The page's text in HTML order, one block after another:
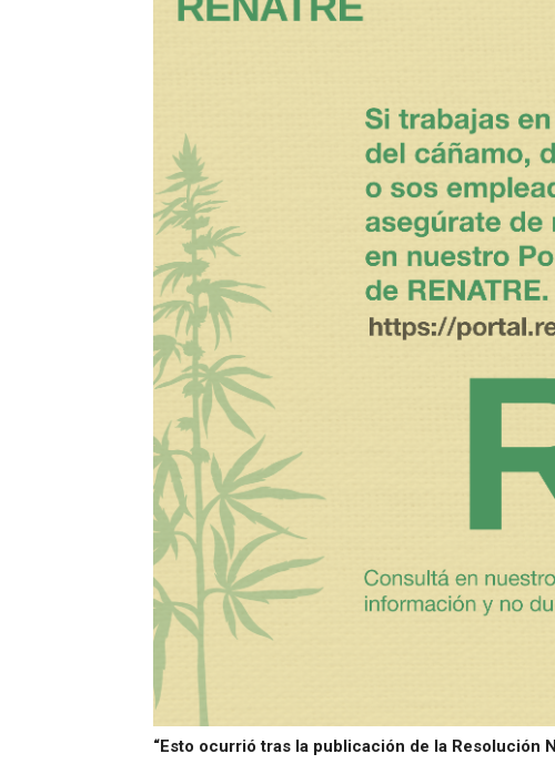
“Esto ocurrió tras la publicación de la Resolución